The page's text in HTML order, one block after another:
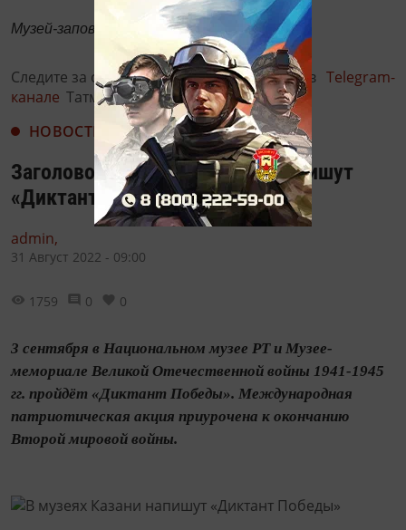
Музей-заповедник «Казанский Кремль»
Следите за самым важным и интересным в Telegram-
канале Татмедиа
НОВОСТИ
Заголовок: В музеях Казани напишут
«Диктант Победы»
admin,
31 Август 2022 - 09:00
1759 0 0
3 сентября в Национальном музее РТ и Музее-
мемориале Великой Отечественной войны 1941-1945
гг. пройдёт «Диктант Победы». Международная
патриотическая акция приурочена к окончанию
Второй мировой войны.